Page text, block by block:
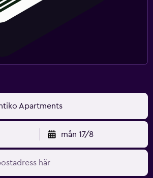
i gemensamma utrymmen
utanför boendet
Apartments
mån 17/8